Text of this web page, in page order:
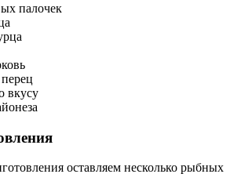
палочек
вкусу
оставляем несколько рыбных